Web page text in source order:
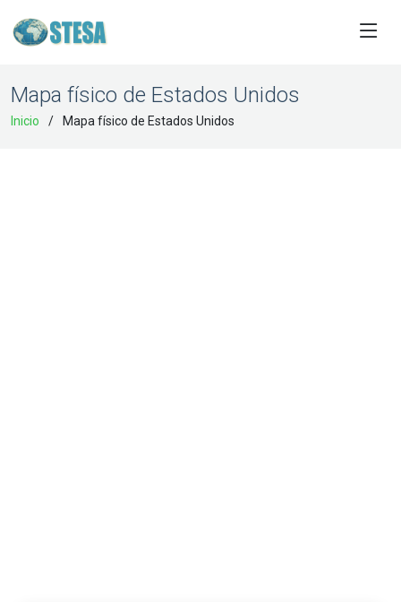
Mapa físico de Estados Unidos
Inicio Mapa físico de Estados Unidos